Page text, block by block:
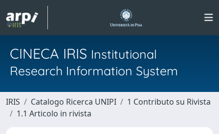
CINECA IRIS Institutional
Research Information System
IRIS Catalogo Ricerca UNIPI
1 Contributo su Rivista
1.1 Articolo in rivista